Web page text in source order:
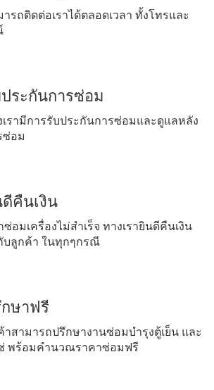
ารถติดต่อเราได้ตลอดเวลา ทั้งโทรและ
ระกันการซ่อม
เรามีการรับประกันการซ่อมและดูแลหลัง
ซ่อม
คืนเงิน
อมเครื่องไม่สำเร็จ ทางเรายินดีคืนเงิน
บลูกค้า ในทุกๆกรณี
ษาฟรี
าสามารถปรึกษางานซ่อมบำรุงตู้เย็น และ
พร้อมคำนวณราคาซ่อมฟรี